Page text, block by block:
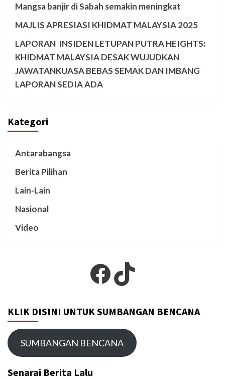
Mangsa banjir di Sabah semakin meningkat
MAJLIS APRESIASI KHIDMAT MALAYSIA 2025
LAPORAN INSIDEN LETUPAN PUTRA HEIGHTS:
KHIDMAT MALAYSIA DESAK WUJUDKAN
JAWATANKUASA BEBAS SEMAK DAN IMBANG
LAPORAN SEDIA ADA
Kategori
Antarabangsa
Berita Pilihan
Lain-Lain
Nasional
Video
Facebook
TikTok
KLIK DISINI UNTUK SUMBANGAN BENCANA
SUMBANGAN BENCANA
Senarai Berita Lalu